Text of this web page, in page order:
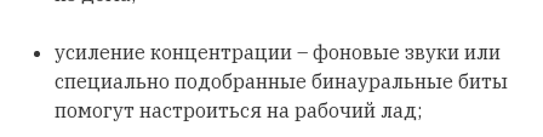
усиление концентрации – фоновые звуки или
специально подобранные бинауральные биты
помогут настроиться на рабочий лад;